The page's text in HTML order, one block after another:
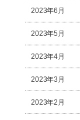
2023年6月
2023年5月
2023年4月
2023年3月
2023年2月